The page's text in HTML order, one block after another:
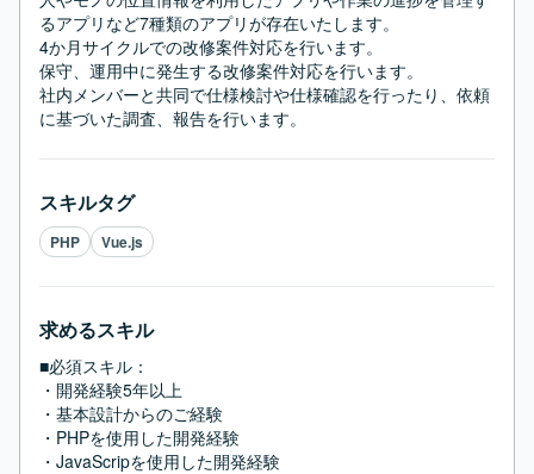
るアプリなど7種類のアプリが存在いたします。
4か月サイクルでの改修案件対応を行います。
保守、運用中に発生する改修案件対応を行います。
社内メンバーと共同で仕様検討や仕様確認を行ったり、依頼
に基づいた調査、報告を行います。
スキルタグ
PHP Vue.js
求めるスキル
■必須スキル：
・開発経験5年以上
・基本設計からのご経験
・PHPを使用した開発経験
・JavaScripを使用した開発経験